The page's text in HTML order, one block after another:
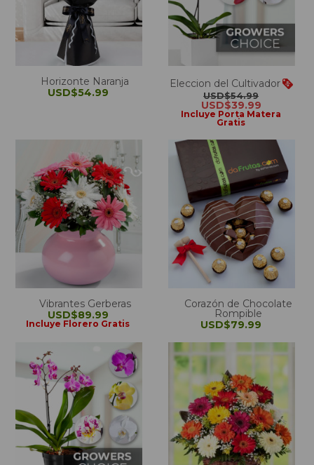
Horizonte Naranja
USD$54.99
Eleccion del Cultivador
USD$54.99
USD$39.99
Incluye Porta Matera
Gratis
Vibrantes Gerberas
USD$89.99
Incluye Florero Gratis
Corazón de Chocolate
Rompible
USD$79.99